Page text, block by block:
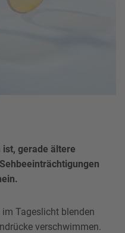
ist, gerade ältere
Tageslicht blenden
verschwimmen.